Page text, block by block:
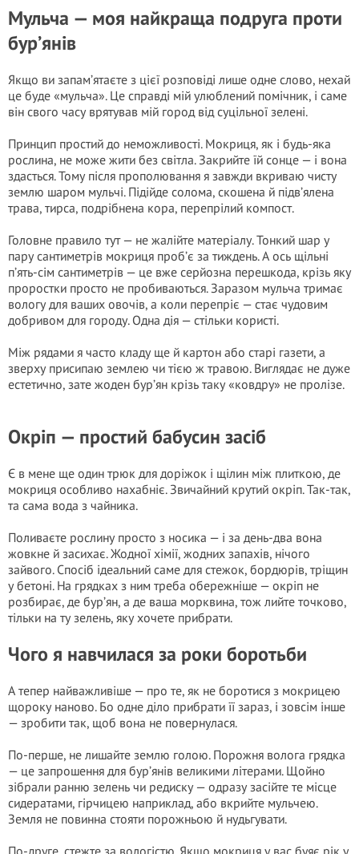
Мульча — моя найкраща подруга проти
бур’янів
Якщо ви запам’ятаєте з цієї розповіді лише одне слово, нехай
це буде «мульча». Це справді мій улюблений помічник, і саме
він свого часу врятував мій город від суцільної зелені.
Принцип простий до неможливості. Мокриця, як і будь-яка
рослина, не може жити без світла. Закрийте їй сонце — і вона
здасться. Тому після прополювання я завжди вкриваю чисту
землю шаром мульчі. Підійде солома, скошена й підв’ялена
трава, тирса, подрібнена кора, перепрілий компост.
Головне правило тут — не жалійте матеріалу. Тонкий шар у
пару сантиметрів мокриця проб’є за тиждень. А ось щільні
п’ять-сім сантиметрів — це вже серйозна перешкода, крізь яку
проростки просто не пробиваються. Заразом мульча тримає
вологу для ваших овочів, а коли перепріє — стає чудовим
добривом для городу. Одна дія — стільки користі.
Між рядами я часто кладу ще й картон або старі газети, а
зверху присипаю землею чи тією ж травою. Виглядає не дуже
естетично, зате жоден бур’ян крізь таку «ковдру» не пролізе.
Окріп — простий бабусин засіб
Є в мене ще один трюк для доріжок і щілин між плиткою, де
мокриця особливо нахабніє. Звичайний крутий окріп. Так-так,
та сама вода з чайника.
Поливаєте рослину просто з носика — і за день-два вона
жовкне й засихає. Жодної хімії, жодних запахів, нічого
зайвого. Спосіб ідеальний саме для стежок, бордюрів, тріщин
у бетоні. На грядках з ним треба обережніше — окріп не
розбирає, де бур’ян, а де ваша морквина, тож лийте точково,
тільки на ту зелень, яку хочете прибрати.
Чого я навчилася за роки боротьби
А тепер найважливіше — про те, як не боротися з мокрицею
щороку наново. Бо одне діло прибрати її зараз, і зовсім інше
— зробити так, щоб вона не повернулася.
По-перше, не лишайте землю голою. Порожня волога грядка
— це запрошення для бур’янів великими літерами. Щойно
зібрали ранню зелень чи редиску — одразу засійте те місце
сидератами, гірчицею наприклад, або вкрийте мульчею.
Земля не повинна стояти порожньою й нудьгувати.
По-друге, стежте за вологістю. Якщо мокриця у вас буяє рік у